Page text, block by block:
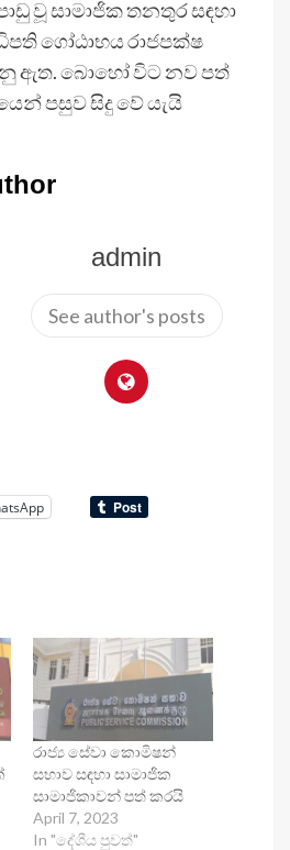
වූ සාමාජික තනතුර සඳහා
ගෝඨාභය රාජපක්ෂ
ඇත. බොහෝ විට නව පත්
පසුව සිදු වේ යැයි
admin
See author's posts
රාජ්‍ය සේවා කොමිෂන්
සභාව සඳහා සාමාජික
සාමාජිකාවන් පත් කරයි
April 7, 2023
In "දේශීය පුවත්"